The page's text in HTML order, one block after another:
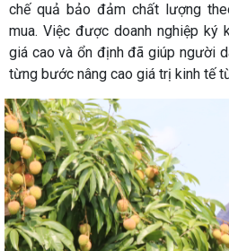
chế quả bảo đảm chất lượng
mua. Việc được doanh nghiệp ký
giá cao và ổn định đã giúp người
từng bước nâng cao giá trị kinh tế